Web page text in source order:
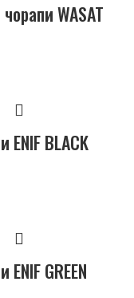
WASAT
ENIF BLACK
ENIF GREEN